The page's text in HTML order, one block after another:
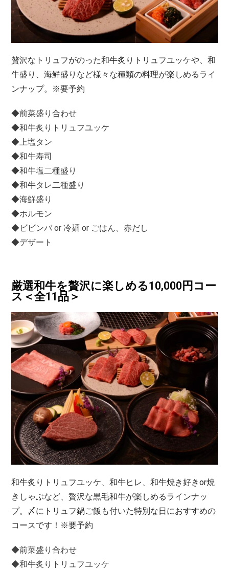
贅沢なトリュフがのった和牛炙りトリュフユッケや、和
牛盛り、海鮮盛りなど様々な種類の料理が楽しめるライ
ンナップ。※要予約
◆前菜盛り合わせ
◆和牛炙りトリュフユッケ
◆上塩タン
◆和牛寿司
◆和牛塩二種盛り
◆和牛タレ二種盛り
◆海鮮盛り
◆ホルモン
◆ビビンバ or 冷麺 or ごはん、赤だし
◆デザート
厳選和牛を贅沢に楽しめる10,000円コー
ス＜全11品＞
和牛炙りトリュフユッケ、和牛ヒレ、和牛焼き好きor焼
きしゃぶなど、贅沢な黒毛和牛が楽しめるラインナッ
プ。〆にトリュフ鍋ご飯も付いた特別な日におすすめの
コースです！※要予約
◆前菜盛り合わせ
◆和牛炙りトリュフユッケ